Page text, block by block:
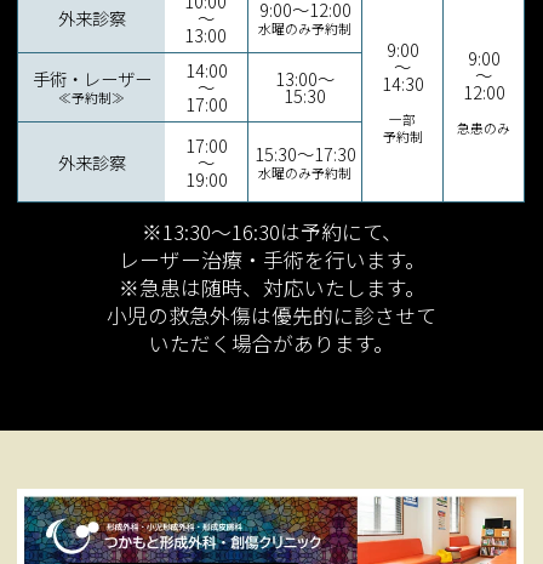
外来診察 ～
13:00
9:00～12:00
水曜のみ予約制
9:00
～
14:30
一部
予約制
9:00
～
12:00
急患のみ
手術・レーザー
≪予約制≫
14:00
～
17:00
13:00～
15:30
外来診察
17:00
～
19:00
15:30～17:30
水曜のみ予約制
※13:30～16:30は予約にて、
レーザー治療・手術を行います。
※急患は随時、対応いたします。
小児の救急外傷は優先的に診させて
いただく場合があります。